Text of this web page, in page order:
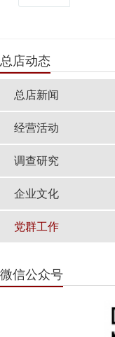
总店动态
总店新闻
经营活动
调查研究
企业文化
党群工作
微信公众号